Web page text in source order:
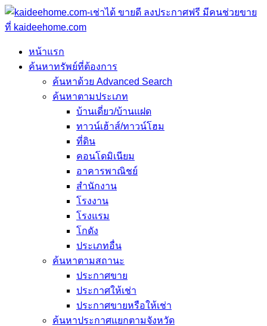
หน้าแรก
ค้นหาทรัพย์ที่ต้องการ
ค้นหาด้วย Advanced Search
ค้นหาตามประเภท
บ้านเดี่ยว/บ้านแฝด
ทาวน์เฮ้าส์/ทาวน์โฮม
ที่ดิน
คอนโดมิเนียม
อาคารพาณิชย์
สำนักงาน
โรงงาน
โรงแรม
โกดัง
ประเภทอื่น
ค้นหาตามสถานะ
ประกาศขาย
ประกาศให้เช่า
ประกาศขายหรือให้เช่า
ค้นหาประกาศแยกตามจังหวัด